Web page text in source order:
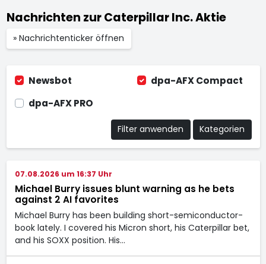
Nachrichten zur Caterpillar Inc. Aktie
» Nachrichtenticker öffnen
Newsbot
dpa-AFX Compact
dpa-AFX PRO
Filter anwenden Kategorien
07.08.2026 um 16:37 Uhr
Michael Burry issues blunt warning as he bets
against 2 AI favorites
Michael Burry has been building short-semiconductor-
book lately. I covered his Micron short, his Caterpillar bet,
and his SOXX position. His…